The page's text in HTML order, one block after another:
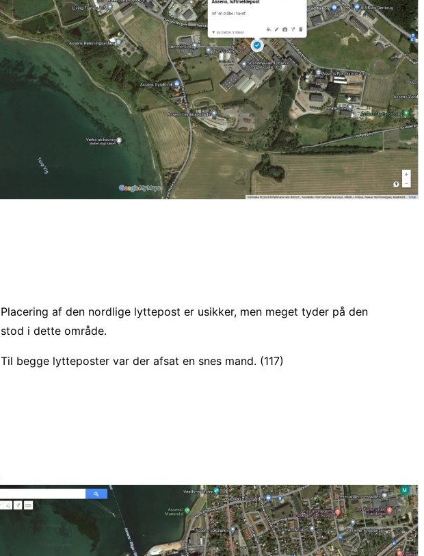
Placering af den nordlige lyttepost er usikker, men meget tyder på den
stod i dette område.
Til begge lytteposter var der afsat en snes mand. (117)